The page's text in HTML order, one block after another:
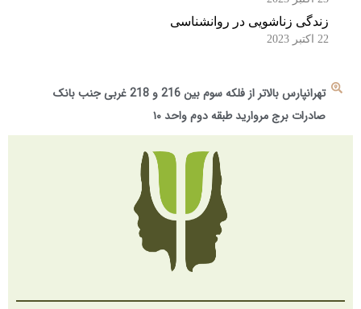
زندگی زناشویی در روانشناسی
تهرانپارس بالاتر از فلکه سوم بین 216 و 218 غربی جنب بانک
صادرات برج مروارید طبقه دوم واحد ۱۰